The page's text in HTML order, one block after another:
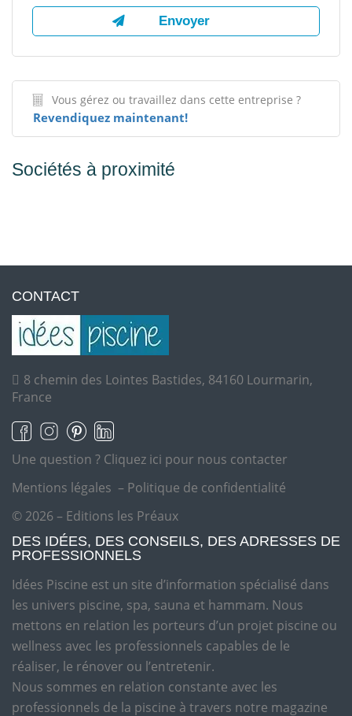
Vous gérez ou travaillez dans cette entreprise ?
Revendiquez maintenant!
Sociétés à proximité
CONTACT
8 chemin des Lointes Bastides, 84160 Lourmarin,
France
Une question ? Cliquez ici pour nous contacter
Mentions légales – Politique de confidentialité
© 2026 – Editions les Préaux
DES IDÉES, DES CONSEILS, DES ADRESSES DE
PROFESSIONNELS
Idées Piscine est un site d’information spécialisé dans
les univers piscine, spa, sauna et hammam. Nous
mettons en relation les porteurs d’un projet piscine ou
wellness avec les professionnels capables de le
réaliser, le rénover ou l’entretenir.
Nous sommes en relation constante avec les
professionnels de la piscine à travers notre magazine